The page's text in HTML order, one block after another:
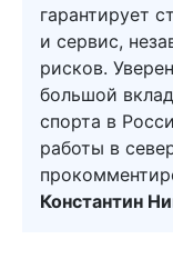
гарантирует
и сервис,
рисков.
большой
спорта в
работы в
Константин